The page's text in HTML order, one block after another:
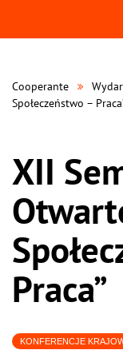
Cooperante
Społeczeństwo –
XII
Praca”
KONFERENCJE